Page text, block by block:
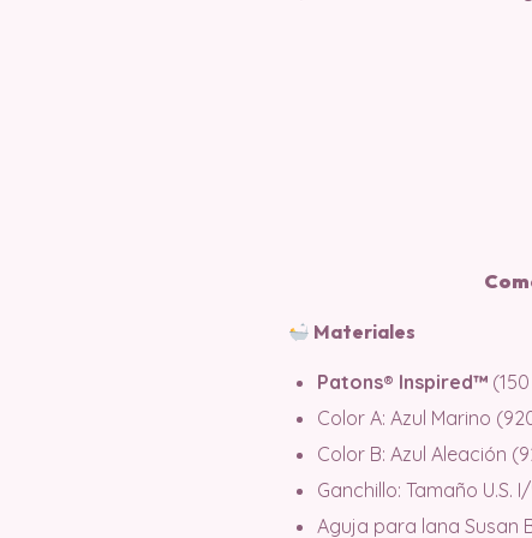
Materiales
Patons® Inspired™
Color A: Azul Marino
Color B: Azul Aleación
Ganchillo: Tamaño
Aguja para lana Susan